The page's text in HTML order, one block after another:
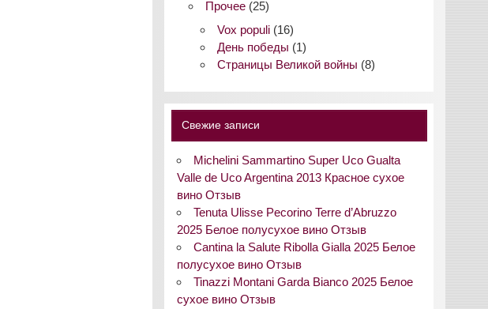
Прочее (25)
Vox populi (16)
День победы (1)
Страницы Великой войны (8)
Свежие записи
Michelini Sammartino Super Uco Gualta
Valle de Uco Argentina 2013 Красное сухое
вино Отзыв
Tenuta Ulisse Pecorino Terre d’Abruzzo
2025 Белое полусухое вино Отзыв
Cantina la Salute Ribolla Gialla 2025 Белое
полусухое вино Отзыв
Tinazzi Montani Garda Bianco 2025 Белое
сухое вино Отзыв